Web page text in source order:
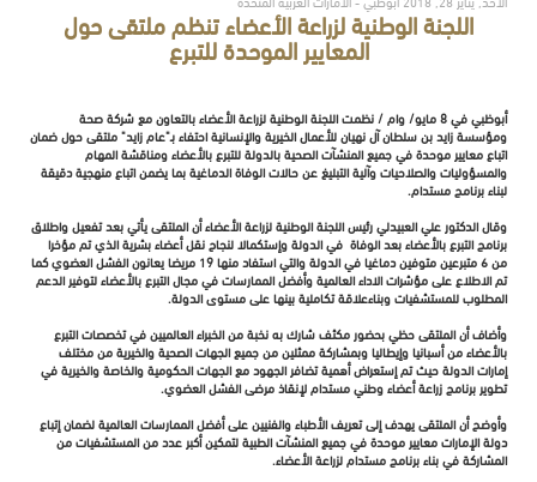
اللجنة الوطنية لزراعة الأعضاء تنظم ملتقى حول
المعايير الموحدة للتبرع
أبوظبي في 8 مايو/ وام / نظمت اللجنة الوطنية لزراعة الأعضاء بالتعاون مع شركة صحة
ومؤسسة زايد بن سلطان آل نهيان للأعمال الخيرية والإنسانية احتفاء بـ"عام زايد" ملتقى حول ضمان
اتباع معايير موحدة في جميع المنشآت الصحية بالدولة للتبرع بالأعضاء ومناقشة المهام
والمسؤوليات والصلاحيات وآلية التبليغ عن حالات الوفاة الدماغية بما يضمن اتباع منهجية دقيقة
لبناء برنامج مستدام.
وقال الدكتور علي العبيدلي رئيس اللجنة الوطنية لزراعة الأعضاء أن الملتقى يأتي بعد تفعيل واطلاق
برنامج التبرع بالأعضاء بعد الوفاة في الدولة وإستكمالا لنجاح نقل أعضاء بشرية الذي تم مؤخرا
من 6 متبرعين متوفين دماغيا في الدولة والتي استفاد منها 19 مريضا يعانون الفشل العضوي كما
تم الاطلاع على مؤشرات الاداء العالمية وأفضل الممارسات في مجال التبرع بالأعضاء لتوفير الدعم
المطلوب للمستشفيات وبناءعلاقة تكاملية بينها على مستوى الدولة.
وأضاف أن الملتقى حظي بحضور مكثف شارك به نخبة من الخبراء العالميين في تخصصات التبرع
بالأعضاء من أسبانيا وإيطاليا وبمشاركة ممثلين من جميع الجهات الصحية والخيرية من مختلف
إمارات الدولة حيث تم إستعراض أهمية تضافر الجهود مع الجهات الحكومية والخاصة والخيرية في
تطوير برنامج زراعة أعضاء وطني مستدام لإنقاذ مرضى الفشل العضوي.
وأوضح أن الملتقى يهدف إلى تعريف الأطباء والفنيين على أفضل الممارسات العالمية لضمان إتباع
دولة الإمارات معايير موحدة في جميع المنشآت الطبية لتمكين أكبر عدد من المستشفيات من
المشاركة في بناء برنامج مستدام لزراعة الأعضاء.